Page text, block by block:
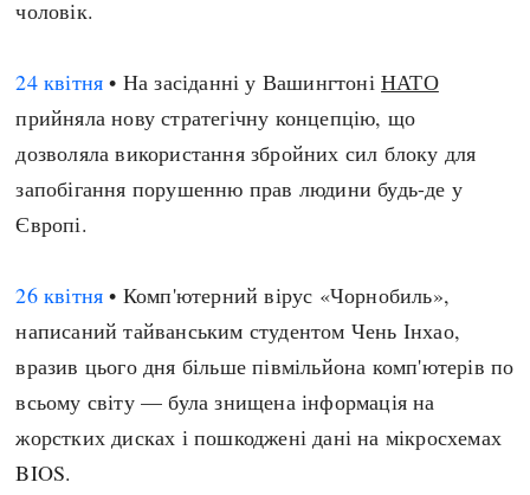
чоловік.
24 квітня • На засіданні у ВашингтоніНАТО
прийняла нову стратегічну концепцію, що
дозволяла використання збройних сил блоку для
запобігання порушенню прав людини будь-де у
Європі.
26 квітня • Комп'ютерний вірус «Чорнобиль»,
написаний тайванським студентом Чень Інхао,
вразив цього дня більше півмільйона комп'ютерів по
всьому світу — була знищена інформація на
жорстких дисках і пошкоджені дані на мікросхемах
BIOS.